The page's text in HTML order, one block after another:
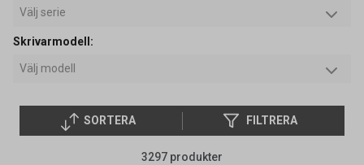
Skrivarmodell:
SORTERA FILTRERA
3297 produkter